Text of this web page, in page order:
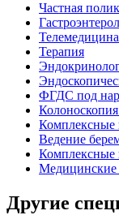
Частная
Телемедицина
Терапия
ФГДС под
Комплексные
Ведение
Комплексные
Медицинские
Другие